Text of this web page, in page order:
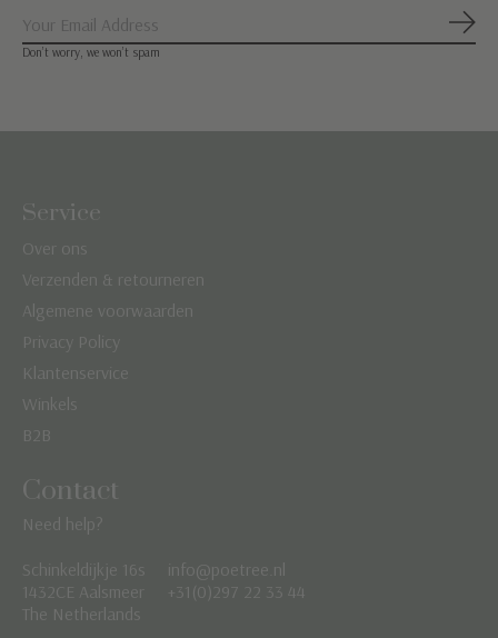
Don’t worry, we won’t spam
Service
Over ons
Verzenden & retourneren
Algemene voorwaarden
Privacy Policy
Klantenservice
Winkels
B2B
Contact
Need help?
Schinkeldijkje 16s
1432CE Aalsmeer
The Netherlands
info@poetree.nl
+31(0)297 22 33 44
Nederlands